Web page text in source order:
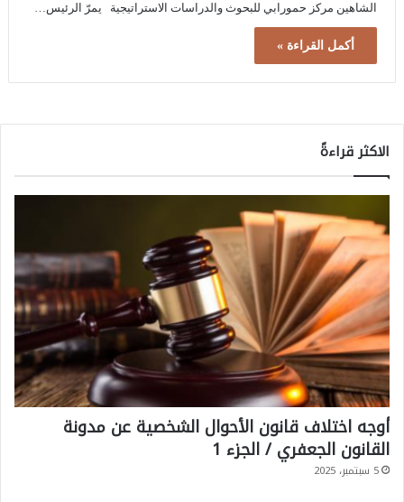
الشاهين مركز حمورابي للبحوث والدراسات الاستراتيجية يمرّ الرئيس…
أكمل القراءة »
الاكثر قراءةً
أوجه اختلاف قانون الأحوال الشخصية عن مدونة
القانون الجعفري / الجزء 1
5 سبتمبر، 2025